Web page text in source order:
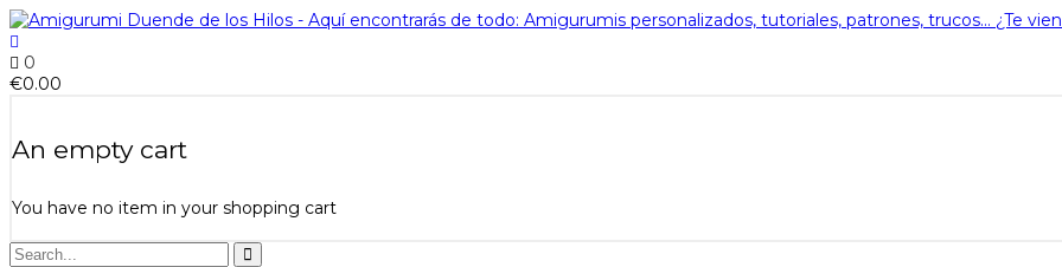
0
€0.00
An empty cart
You have no item in your shopping cart